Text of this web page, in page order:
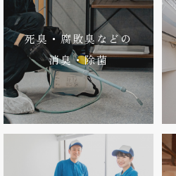
死臭・腐敗臭などの
消臭・除菌